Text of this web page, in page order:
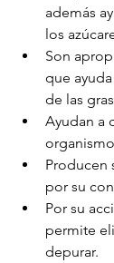
además
los
Son
que
de las
Ayudan a
Producen
por su
Por su
permite
depurar.